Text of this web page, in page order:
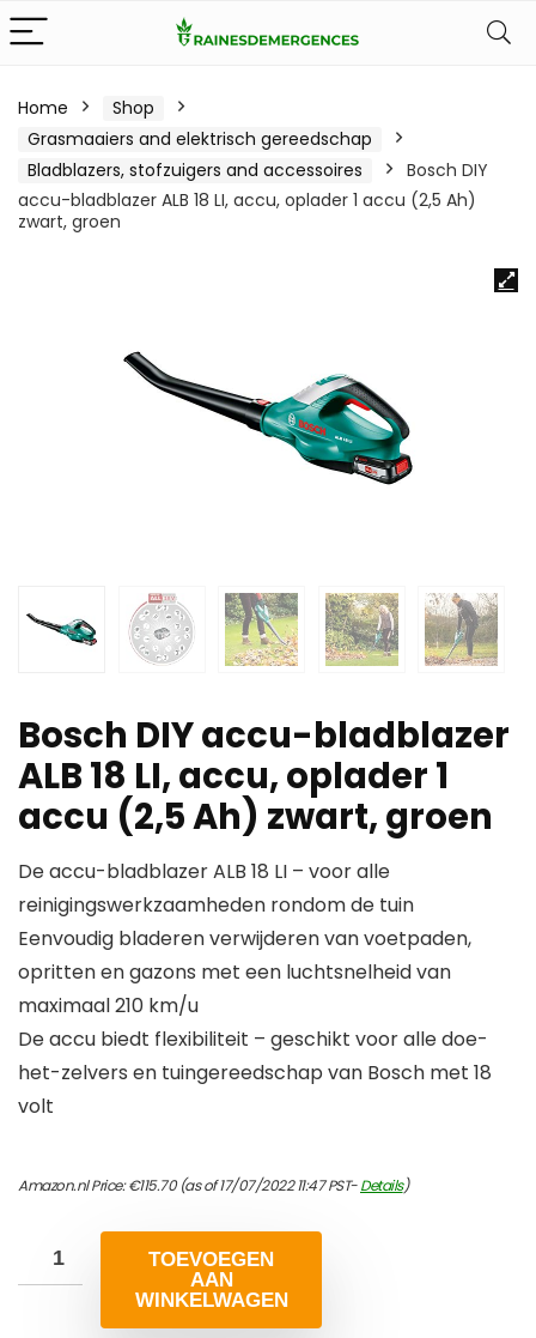
Home
Shop
Grasmaaiers and elektrisch gereedschap
Bladblazers, stofzuigers and accessoires
Bosch DIY
accu-bladblazer ALB 18 LI, accu, oplader 1 accu (2,5 Ah)
zwart, groen
Bosch DIY accu-bladblazer
ALB 18 LI, accu, oplader 1
accu (2,5 Ah) zwart, groen
De accu-bladblazer ALB 18 LI – voor alle
reinigingswerkzaamheden rondom de tuin
Eenvoudig bladeren verwijderen van voetpaden,
opritten en gazons met een luchtsnelheid van
maximaal 210 km/u
De accu biedt flexibiliteit – geschikt voor alle doe-
het-zelvers en tuingereedschap van Bosch met 18
volt
Amazon.nl Price:€115.70(as of 17/07/2022 11:47 PST-Details)
TOEVOEGEN
AAN
WINKELWAGEN